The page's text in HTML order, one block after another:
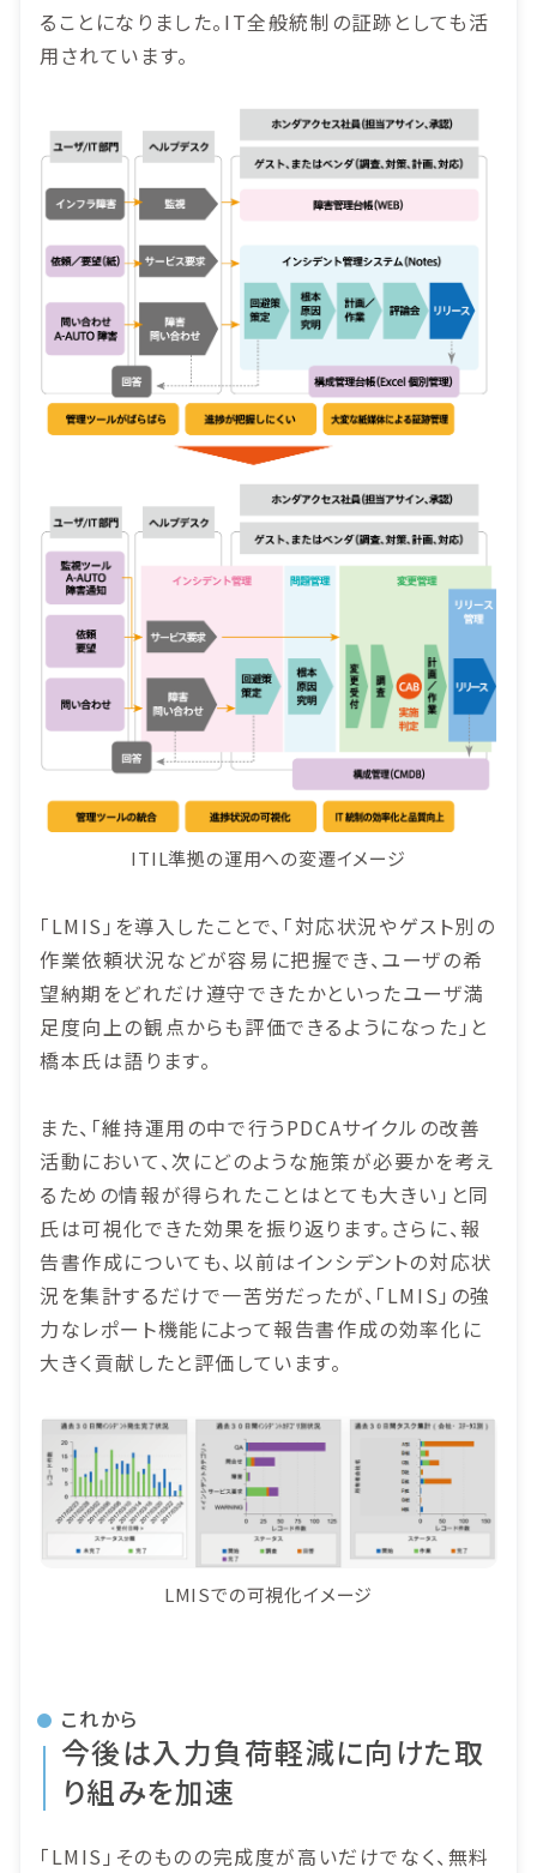
ることになりました。IT全般統制の証跡としても活
用されています。
ITIL準拠の運用への変遷イメージ
「LMIS」を導入したことで、「対応状況やゲスト別の
作業依頼状況などが容易に把握でき、ユーザの希
望納期をどれだけ遵守できたかといったユーザ満
足度向上の観点からも評価できるようになった」と
橋本氏は語ります。
また、「維持運用の中で行うPDCAサイクルの改善
活動において、次にどのような施策が必要かを考え
るための情報が得られたことはとても大きい」と同
氏は可視化できた効果を振り返ります。さらに、報
告書作成についても、以前はインシデントの対応状
況を集計するだけで一苦労だったが、「LMIS」の強
力なレポート機能によって報告書作成の効率化に
大きく貢献したと評価しています。
LMISでの可視化イメージ
これから
今後は入力負荷軽減に向けた取
り組みを加速
「LMIS」そのものの完成度が高いだけでなく、無料